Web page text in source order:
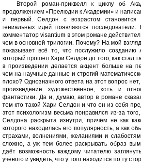
Второй роман-приквелл к циклу об
продолжением «Прелюдии к Академии» и
и первый. Селдон с возрастом
гениальных идей появляются
комментатор visantium в этом романе
чем в основной трилогии. Почему? На мой
показывает всё то, что послужило созданию
который прошёл Хари Селдон до того, как стал
в произведении делается акцент больше на
чем на научные данные и строгий
плохо? Однозначного ответа на этот вопрос
произведение художественное, хоть и
фантастики. Да и, думаю, автор в романе
том кто такой Хари Селдон и что он из себя
этот психологизм весьма понравился из-за
Селдона раскрыта изнутри, причём не как
которого находилась его популярность, а как
страхами, волнениями, желаниями и
сложно, а уж тем более раскрывать образ
даёт возможность каждому читателю
учёного и увидеть, что у того находится по ту